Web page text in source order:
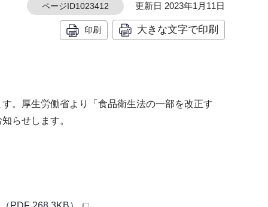
ページID1023412 更新日 2023年1月11日
印刷 大きな文字で印刷
。厚生労働省より「食品衛生法の一部を改正す
らせします。